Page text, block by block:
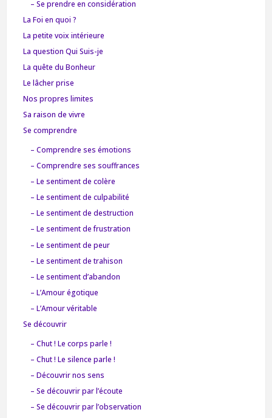
– Se prendre en considération
La Foi en quoi ?
La petite voix intérieure
La question Qui Suis-je
La quête du Bonheur
Le lâcher prise
Nos propres limites
Sa raison de vivre
Se comprendre
– Comprendre ses émotions
– Comprendre ses souffrances
– Le sentiment de colère
– Le sentiment de culpabilité
– Le sentiment de destruction
– Le sentiment de frustration
– Le sentiment de peur
– Le sentiment de trahison
– Le sentiment d’abandon
– L’Amour égotique
– L’Amour véritable
Se découvrir
– Chut ! Le corps parle !
– Chut ! Le silence parle !
– Découvrir nos sens
– Se découvrir par l’écoute
– Se découvrir par l’observation